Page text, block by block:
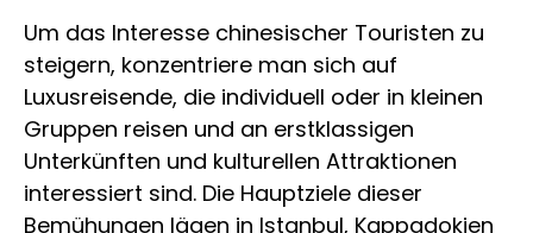
Um das Interesse chinesischer Touristen zu
steigern, konzentriere man sich auf
Luxusreisende, die individuell oder in kleinen
Gruppen reisen und an erstklassigen
Unterkünften und kulturellen Attraktionen
interessiert sind. Die Hauptziele dieser
Bemühungen lägen in Istanbul, Kappadokien